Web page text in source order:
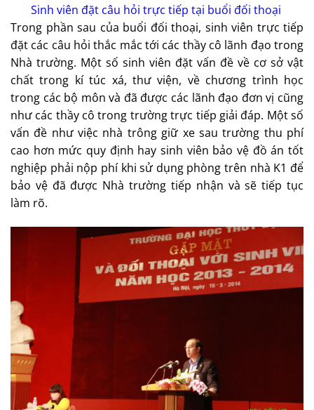
Sinh viên đặt câu hỏi trực tiếp tại buổi đối thoại
Trong phần sau của buổi đối thoại, sinh viên trực tiếp
đặt các câu hỏi thắc mắc tới các thầy cô lãnh đạo trong
Nhà trường. Một số sinh viên đặt vấn đề về cơ sở vật
chất trong kí túc xá, thư viện, về chương trình học
trong các bộ môn và đã được các lãnh đạo đơn vị cũng
như các thầy cô trong trường trực tiếp giải đáp. Một số
vấn đề như việc nhà trông giữ xe sau trường thu phí
cao hơn mức quy định hay sinh viên bảo vệ đồ án tốt
nghiệp phải nộp phí khi sử dụng phòng trên nhà K1 để
bảo vệ đã được Nhà trường tiếp nhận và sẽ tiếp tục
làm rõ.